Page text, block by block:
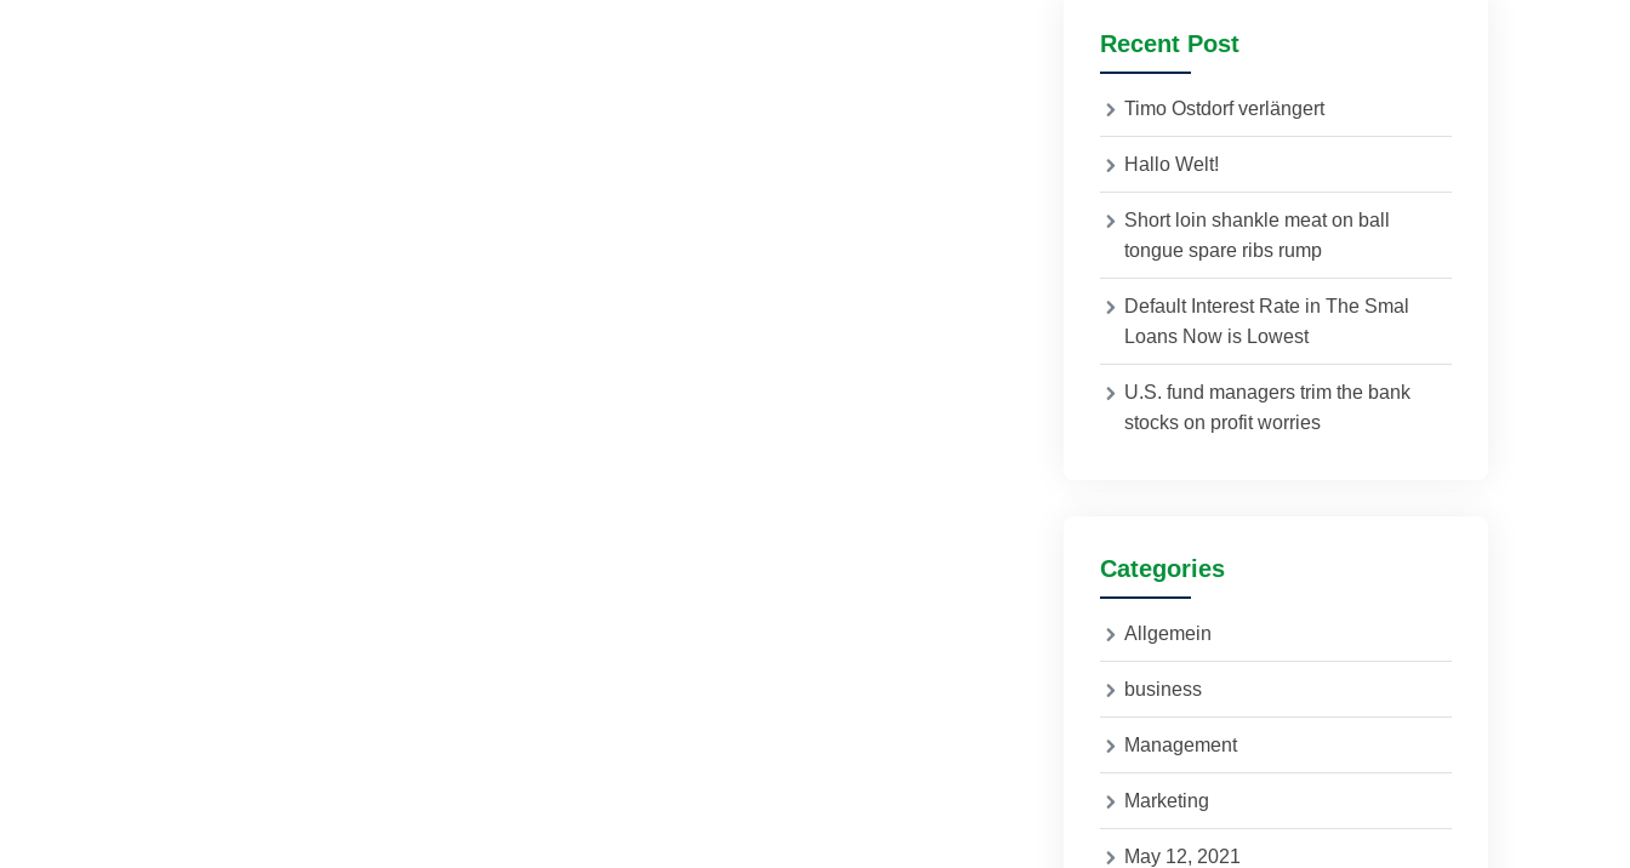
Recent Post
Timo Ostdorf verlängert
Hallo Welt!
Short loin shankle meat on ball
tongue spare ribs rump
Default Interest Rate in The Smal
Loans Now is Lowest
U.S. fund managers trim the bank
stocks on profit worries
Categories
Allgemein
business
Management
Marketing
May 12, 2021